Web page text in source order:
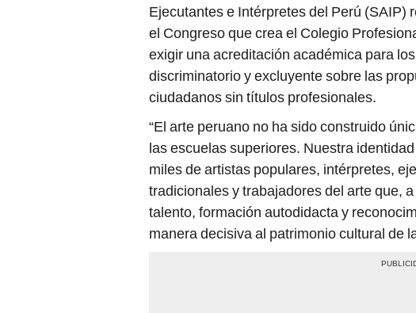
Ejecutantes e Intérpretes del Perú (SAIP)
el Congreso que crea el Colegio
exigir una acreditación académica para
discriminatorio y excluyente sobre las
ciudadanos sin títulos profesionales.
“El arte peruano no ha sido construido
las escuelas superiores. Nuestra
miles de artistas populares, intérpretes,
tradicionales y trabajadores del arte que,
talento, formación autodidacta y
manera decisiva al patrimonio cultural de